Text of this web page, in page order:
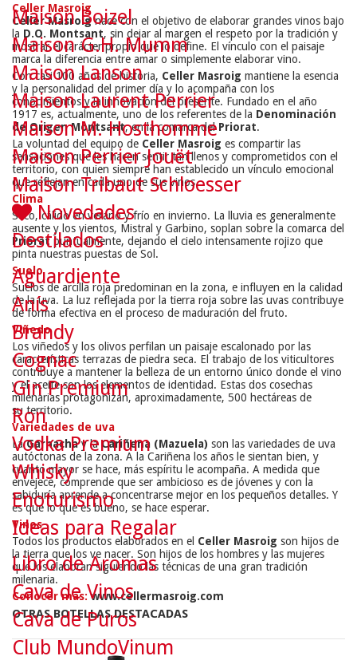
Celler Masroig
Celler Masroignace con el objetivo de elaborar grandes vinos bajo
la D.O. Montsant, sin dejar al margen el respeto por la tradición y
mostrar el carácter propio que lo define. El vínculo con el paisaje
marca la diferencia entre amar o simplemente elaborar vino.
Con casi 100 años de historia, Celler Masroig mantiene la esencia
y la personalidad del primer día y lo acompaña con los
conocimientos y la innovación del presente. Fundado en el año
1917 es, actualmente, uno de los referentes de la Denominación
de Origen Montsant, en la comarca delPriorat.
La voluntad del equipo de Celler Masroig es compartir las
sensaciones que les hacen sentir tan llenos y comprometidos con el
territorio, con quien siempre han establecido un vínculo emocional
que reflejan en cada uno de sus vinos.
Clima
Seco, cálido en verano y frío en invierno. La lluvia es generalmente
ausente y los vientos, Mistral y Garbino, soplan sobre la comarca del
Prioratpuntualmente, dejando el cielo intensamente rojizo que
pinta nuestras puestas de Sol.
Suelo
Suelos de arcilla roja predominan en la zona, e influyen en la calidad
de la uva. La luz reflejada por la tierra roja sobre las uvas contribuye
de forma efectiva en el proceso de maduración del fruto.
Viñedo
Los viñedos y los olivos perfilan un paisaje escalonado por las
características terrazas de piedra seca. El trabajo de los viticultores
contribuye a mantener la belleza de un entorno único donde el vino
y el aceite son los elementos de identidad. Estas dos cosechas
milenarias protagonizan, aproximadamente, 500 hectáreas de
su territorio.
Variedades de uva
LaGarnacha y la Cariñena (Mazuela) son las variedades de uva
autóctonas de la zona. A la Cariñena los años le sientan bien, y
cuanto mayor se hace, más espíritu le acompaña. A medida que
envejece, comprende que ser ambicioso es de jóvenes y con la
sabiduría aprende a concentrarse mejor en los pequeños detalles. Y
es que lo que es bueno, se hace esperar.
Vinos
Todos los productos elaborados en el Celler Masroig son hijos de
la tierra que los ve nacer. Son hijos de los hombres y las mujeres
que los elaboran siguiendo las técnicas de una gran tradición
milenaria.
Conocer más:www.cellermasroig.com
OTRAS BOTELLAS DESTACADAS
Maison Boizel
Maison G.H. Mumm
Maison Lanson
Maison Laurent Perrier
Maison M. Hosthomme
Maison Perrier Jouët
Maison Tribaut Schloesser
Novedades
Destilados
Aguardiente
Anís
Brandy
Cognac
Gin Premium
Ron
Vodka Premium
Whisky
Enoturismo
Ideas para Regalar
Libro de Aromas
Cava de Vinos
Cava de Puros
Club MundoVinum